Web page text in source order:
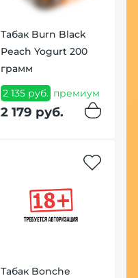
Табак Burn Black
Peach Yogurt 200
грамм
2 135 руб. премиум
2 179 руб.
Табак Bonche